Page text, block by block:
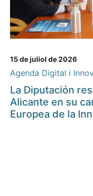
15 de juliol de 2026
Agenda Digital i
La Diputación
Alicante en su
Europea de la